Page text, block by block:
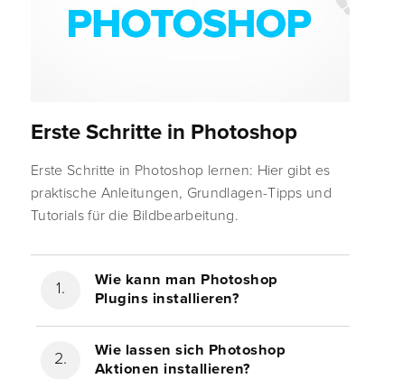
Erste Schritte in Photoshop
Erste Schritte in Photoshop lernen: Hier gibt es
praktische Anleitungen, Grundlagen-Tipps und
Tutorials für die Bildbearbeitung.
Wie kann man Photoshop
Plugins installieren?
Wie lassen sich Photoshop
Aktionen installieren?